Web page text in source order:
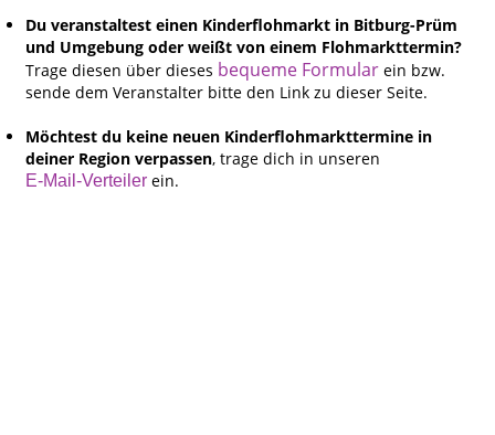
Du veranstaltest einen Kinderflohmarkt in Bitburg-Prüm
und Umgebung oder weißt von einem Flohmarkttermin?
Trage diesen über dieses bequeme Formular ein bzw.
sende dem Veranstalter bitte den Link zu dieser Seite.
Möchtest du keine neuen Kinderflohmarkttermine in
deiner Region verpassen, trage dich in unseren
E-Mail-Verteiler ein.